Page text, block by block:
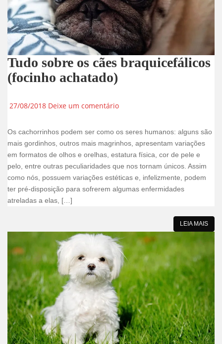
Tudo sobre os cães braquicefálicos
(focinho achatado)
27/08/2018 Deixe um comentário
Os cachorrinhos podem ser como os seres humanos: alguns são
mais gordinhos, outros mais magrinhos, apresentam variações
em formatos de olhos e orelhas, estatura física, cor de pele e
pelo, entre outras peculiaridades que nos tornam únicos. Assim
como nós, possuem variações estéticas e, infelizmente, podem
ter pré-disposição para sofrerem algumas enfermidades
atreladas a elas, […]
LEIA MAIS